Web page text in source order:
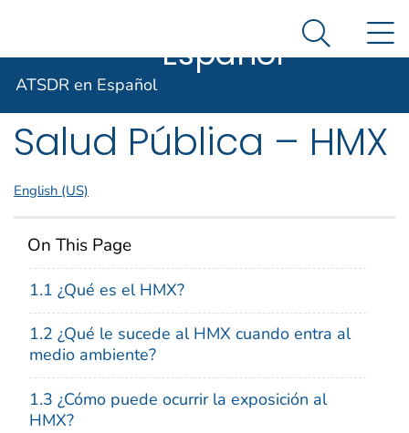
Agencia para Sustancias
ATSDR en
Español Search
ATSDR en Español
Resúmenes de
Salud Pública – HMX
English (US)
On This Page
1.1 ¿Qué es el HMX?
1.2 ¿Qué le sucede al HMX cuando entra al
medio ambiente?
1.3 ¿Cómo puede ocurrir la exposición al
HMX?